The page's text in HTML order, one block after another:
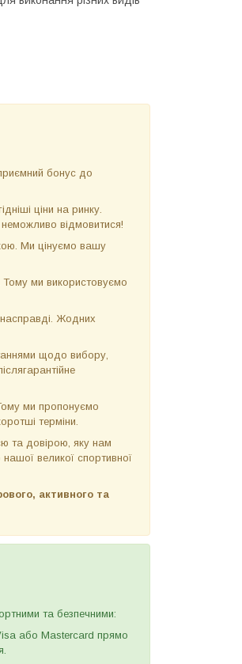
бонус до
ціни на ринку.
відмовитися!
Ми цінуємо вашу
ми використовуємо
Жодних
щодо вибору,
ми пропонуємо
терміни.
та довірою, яку нам
великої спортивної
активного та
та безпечними:
або Mastercard прямо